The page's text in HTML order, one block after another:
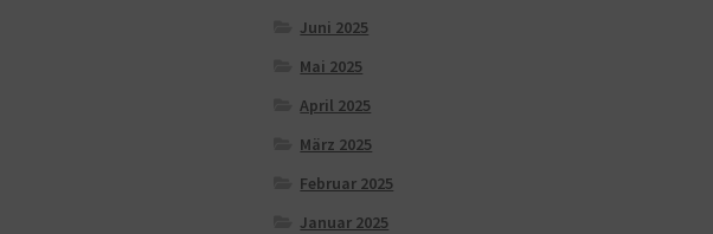
Juni 2025
Mai 2025
April 2025
März 2025
Februar 2025
Januar 2025